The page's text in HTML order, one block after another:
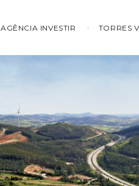
AGÊNCIA INVESTIR TORRES